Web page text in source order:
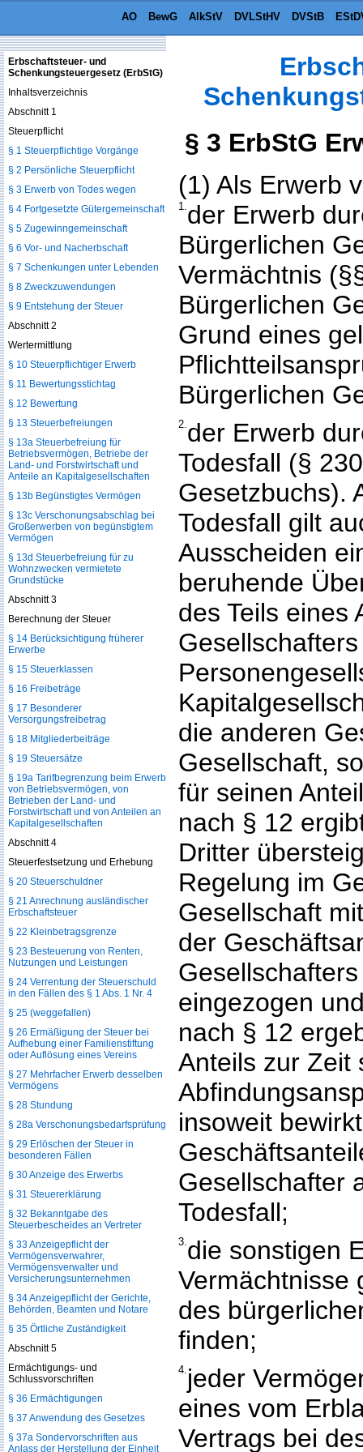
AO BewG AlkStV DVLStHV DVStB
§ 3 ErbStG
(1) Als Erwerb
1.der Erwerb
Bürgerlichen
Vermächtnis
Bürgerlichen
Grund eines
Bürgerlichen
2.der Erwerb
Todesfall (§
Gesetzbuchs).
Todesfall gilt
Ausscheiden
beruhende
des Teils eines
die anderen
Gesellschaft,
für seinen
nach § 12
Dritter
Regelung im
Gesellschaft
der
eingezogen
nach § 12
Anteils zur Zeit
insoweit
Gesellschafter
Todesfall;
3.die sonstigen
Vermächtnisse
des
finden;
4. jeder
eines vom
Vertrags bei
Erbschaftsteuer- und
Schenkungsteuergesetz (ErbStG)
Inhaltsverzeichnis
Abschnitt 1
Steuerpflicht
§ 1 Steuerpflichtige Vorgänge
§ 2 Persönliche Steuerpflicht
§ 3 Erwerb von Todes wegen
§ 4 Fortgesetzte Gütergemeinschaft
§ 5 Zugewinngemeinschaft
§ 6 Vor- und Nacherbschaft
§ 7 Schenkungen unter Lebenden
§ 8 Zweckzuwendungen
§ 9 Entstehung der Steuer
Abschnitt 2
Wertermittlung
§ 10 Steuerpflichtiger Erwerb
§ 11 Bewertungsstichtag
§ 12 Bewertung
§ 13 Steuerbefreiungen
§ 13a Steuerbefreiung für
Betriebsvermögen, Betriebe der
Land- und Forstwirtschaft und
Anteile an Kapitalgesellschaften
§ 13b Begünstigtes Vermögen
§ 13c Verschonungsabschlag bei
Großerwerben von begünstigtem
Vermögen
§ 13d Steuerbefreiung für zu
Wohnzwecken vermietete
Grundstücke
Abschnitt 3
Berechnung der Steuer
§ 14 Berücksichtigung früherer
Erwerbe
§ 15 Steuerklassen
§ 16 Freibeträge
§ 17 Besonderer
Versorgungsfreibetrag
§ 18 Mitgliederbeiträge
§ 19 Steuersätze
§ 19a Tarifbegrenzung beim Erwerb
von Betriebsvermögen, von
Betrieben der Land- und
Forstwirtschaft und von Anteilen an
Kapitalgesellschaften
Abschnitt 4
Steuerfestsetzung und Erhebung
§ 20 Steuerschuldner
§ 21 Anrechnung ausländischer
Erbschaftsteuer
§ 22 Kleinbetragsgrenze
§ 23 Besteuerung von Renten,
Nutzungen und Leistungen
§ 24 Verrentung der Steuerschuld
in den Fällen des § 1 Abs. 1 Nr. 4
§ 25 (weggefallen)
§ 26 Ermäßigung der Steuer bei
Aufhebung einer Familienstiftung
oder Auflösung eines Vereins
§ 27 Mehrfacher Erwerb desselben
Vermögens
§ 28 Stundung
§ 28a Verschonungsbedarfsprüfung
§ 29 Erlöschen der Steuer in
besonderen Fällen
§ 30 Anzeige des Erwerbs
§ 31 Steuererklärung
§ 32 Bekanntgabe des
Steuerbescheides an Vertreter
§ 33 Anzeigepflicht der
Vermögensverwahrer,
Vermögensverwalter und
Versicherungsunternehmen
§ 34 Anzeigepflicht der Gerichte,
Behörden, Beamten und Notare
§ 35 Örtliche Zuständigkeit
Abschnitt 5
Ermächtigungs- und
Schlussvorschriften
§ 36 Ermächtigungen
§ 37 Anwendung des Gesetzes
§ 37a Sondervorschriften aus
Anlass der Herstellung der Einheit